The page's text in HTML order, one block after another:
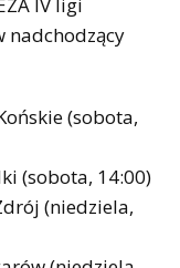
nadchodzący
(sobota,
(sobota, 14:00)
(niedziela,